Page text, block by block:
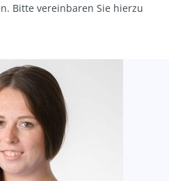
Bitte vereinbaren Sie hierzu